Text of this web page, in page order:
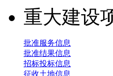
重大建设
批准服务信息
批准结果信息
招标投标信息
征收土地信息